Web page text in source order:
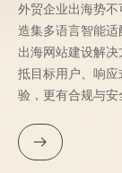
外贸企业出海势
造集多语言智能
出海网站建设解
抵目标用户、响
验，更有合规与安